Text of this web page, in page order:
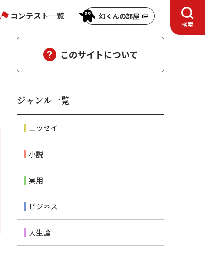
コンテスト一覧 幻くんの部屋
検索
このサイトについて
ジャンル一覧
エッセイ
小説
実用
ビジネス
人生論